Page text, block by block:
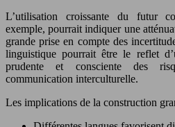
L’utilisation croissante du futur
exemple, pourrait indiquer une
grande prise en compte des
linguistique pourrait être le reflet
prudente et consciente des
communication interculturelle.
Les implications de la construction